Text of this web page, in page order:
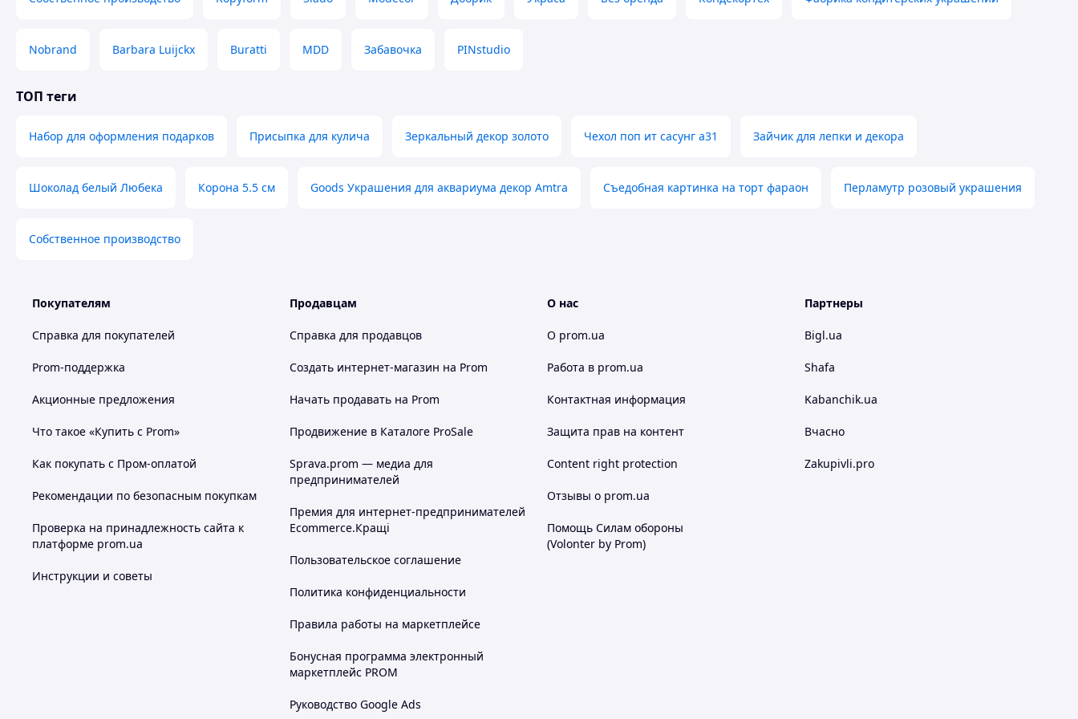
Nobrand Barbara Luijckx Buratti MDD Забавочка PINstudio
ТОП теги
Набор для оформления подарков Присыпка для кулича Зеркальный декор золото Чехол поп ит сасунг а31 Зайчик для лепки и декора
Шоколад белый Любека Корона 5.5 см Goods Украшения для аквариума декор Amtra Съедобная картинка на торт фараон Перламутр розовый украшения
Собственное производство
Покупателям
Справка для покупателей
Prom-поддержка
Акционные предложения
Что такое «Купить с Prom»
Как покупать с Пром-оплатой
Рекомендации по безопасным покупкам
Проверка на принадлежность сайта к
платформе prom.ua
Инструкции и советы
Продавцам
Справка для продавцов
Создать интернет-магазин на Prom
Начать продавать на Prom
Продвижение в Каталоге ProSale
Sprava.prom — медиа для
предпринимателей
Премия для интернет-предпринимателей
Ecommerce.Кращі
Пользовательское соглашение
Политика конфиденциальности
Правила работы на маркетплейсе
Бонусная программа электронный
маркетплейс PROM
Руководство Google Ads
О нас
О prom.ua
Работа в prom.ua
Контактная информация
Защита прав на контент
Content right protection
Отзывы о prom.ua
Помощь Силам обороны
(Volonter by Prom)
Партнеры
Bigl.ua
Shafa
Kabanchik.ua
Вчасно
Zakupivli.pro